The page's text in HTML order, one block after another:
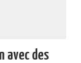
avec des